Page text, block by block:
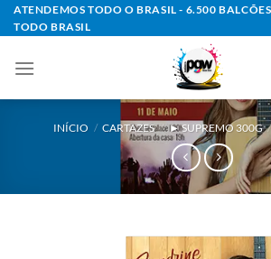
Skip
to
ATENDEMOS TODO O BRASIL - 6.500
TODO BRASIL
INÍCIO / CARTAZES / ► SUPREMO 300G /